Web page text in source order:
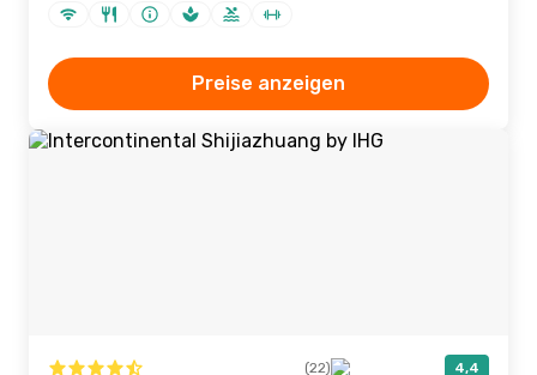
Preise anzeigen
(22) 4,4